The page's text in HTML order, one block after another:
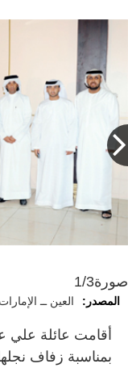
صورة1/3
المصدر: العين ــ
أقامت عائلة
بمناسبة زفاف